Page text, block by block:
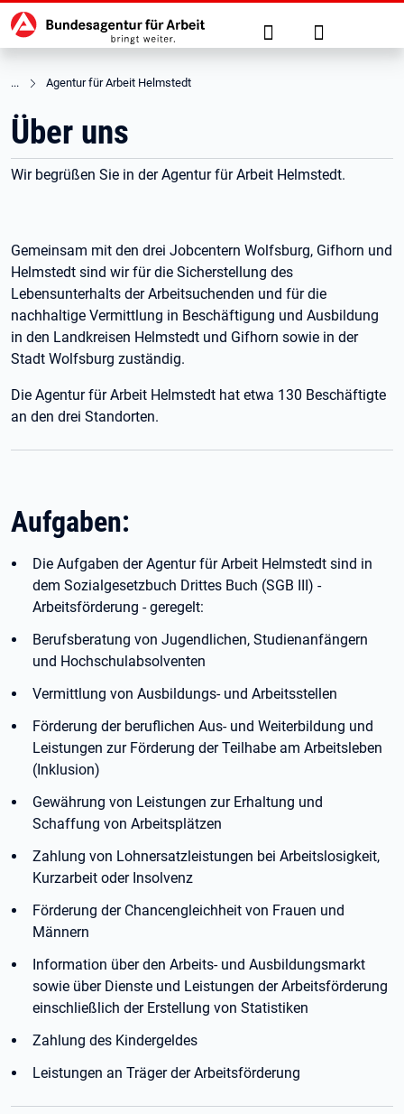
zu den Hauptinhalten springen
Hauptnavigation Suche Anmelden
Agentur für Arbeit Helmstedt
Über uns
Wir begrüßen Sie in der Agentur für Arbeit Helmstedt.
Gemeinsam mit den drei Jobcentern Wolfsburg, Gifhorn und
Helmstedt sind wir für die Sicherstellung des
Lebensunterhalts der Arbeitsuchenden und für die
nachhaltige Vermittlung in Beschäftigung und Ausbildung
in den Landkreisen Helmstedt und Gifhorn sowie in der
Stadt Wolfsburg zuständig.
Die Agentur für Arbeit Helmstedt hat etwa 130 Beschäftigte
an den drei Standorten.
Aufgaben:
Die Aufgaben der Agentur für Arbeit Helmstedt sind in
dem Sozialgesetzbuch Drittes Buch (SGB III) -
Arbeitsförderung - geregelt:
Berufsberatung von Jugendlichen, Studienanfängern
und Hochschulabsolventen
Vermittlung von Ausbildungs- und Arbeitsstellen
Förderung der beruflichen Aus- und Weiterbildung und
Leistungen zur Förderung der Teilhabe am Arbeitsleben
(Inklusion)
Gewährung von Leistungen zur Erhaltung und
Schaffung von Arbeitsplätzen
Zahlung von Lohnersatzleistungen bei Arbeitslosigkeit,
Kurzarbeit oder Insolvenz
Förderung der Chancengleichheit von Frauen und
Männern
Information über den Arbeits- und Ausbildungsmarkt
sowie über Dienste und Leistungen der Arbeitsförderung
einschließlich der Erstellung von Statistiken
Zahlung des Kindergeldes
Leistungen an Träger der Arbeitsförderung